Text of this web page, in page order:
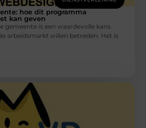
hoe dit programma
kan geven
gemeente is een waardevolle kans
arbeidsmarkt willen betreden. Het is